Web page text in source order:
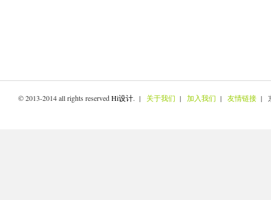
© 2013-2014 all rights reservedHi设计. | 关于我们 | 加入我们 | 友情链接 |